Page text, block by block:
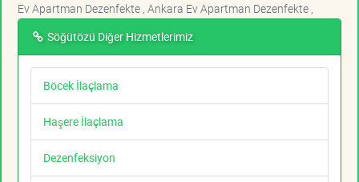
Ev Apartman Dezenfekte , Ankara Ev Apartman Dezenfekte ,
Söğütözü Diğer Hizmetlerimiz
Böcek İlaçlama
Haşere İlaçlama
Dezenfeksiyon